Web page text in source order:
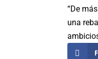
“De
una